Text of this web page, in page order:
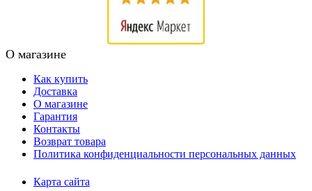
О магазине
Как купить
Доставка
О магазине
Гарантия
Контакты
Возврат товара
Политика конфиденциальности персональных данных
Карта сайта